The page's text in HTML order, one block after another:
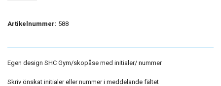
Artikelnummer: 588
Egen design SHC Gym/skopåse med initialer/ nummer
Skriv önskat initialer eller nummer i meddelande fältet